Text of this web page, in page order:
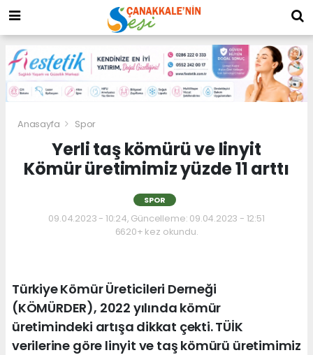
Anasayfa Spor
Yerli taş kömürü ve linyit
Kömür üretimimiz yüzde 11 arttı
SPOR
09.04.2023 - 10:24, Güncelleme: 09.04.2023 - 12:51
6620+ kez okundu.
Türkiye Kömür Üreticileri Derneği
(KÖMÜRDER), 2022 yılında kömür
üretimindeki artışa dikkat çekti. TÜİK
verilerine göre linyit ve taş kömürü üretimimiz